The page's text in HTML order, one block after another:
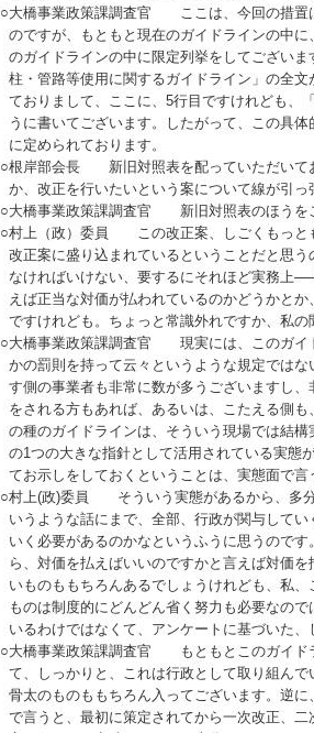
○大橋事業政策課調査官 ここは、今回の措置
のですが、もともと現在のガイドラインの中
のガイドラインの中に限定列挙をしてござい
柱・管路等使用に関するガイドライン」の全
ておりまして、ここに、5行目ですけれども、
うに書いてございます。したがって、この具
に定められております。
○根岸部会長 新旧対照表を配っていただいて
か、改正を行いたいという案について線が引
○大橋事業政策課調査官 新旧対照表のほうを
○村上（政）委員 この改正案、しごくもっと
改正案に盛り込まれているということだと思
なければいけない、要するにそれほど実務上
えば正当な対価が払われているのかどうかと
ですけれども。ちょっと常識外れですか、私の
○大橋事業政策課調査官 現実には、このガイ
かの罰則を持って云々というような規定では
す側の事業者も非常に数が多うございますし
をされる方もあれば、あるいは、こたえる側
の種のガイドラインは、そういう現場では結
の1つの大きな指針として活用されている実態
てお示しをしておくということは、実態面で
○村上(政)委員 そういう実態があるから、多分
いうような話にまで、全部、行政が関与して
いく必要があるのかなというふうに思うので
ら、対価を払えばいいのですかと言えば対価
いものももちろんあるでしょうけれども、私
ものは制度的にどんどん省く努力も必要なの
いるわけではなくて、アンケートに基づいた
○大橋事業政策課調査官 もともとこのガイド
て、しっかりと、これは行政として取り組ん
骨太のものももちろん入ってございます。逆
で言うと、最初に策定されてから一次改正、